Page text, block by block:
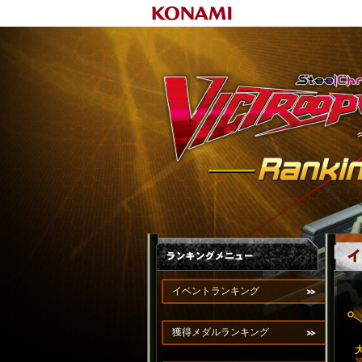
イベントランキング
獲得メダルランキング